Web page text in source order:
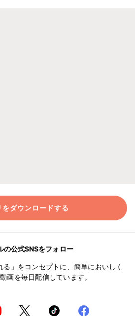
をダウンロードする
の公式SNSをフォロー
る」をコンセプトに、簡単においしく
画を毎日配信しています。